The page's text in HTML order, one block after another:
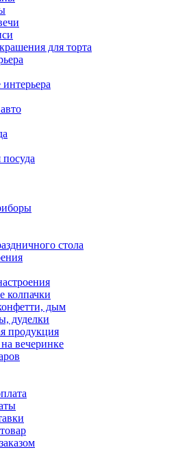
для торта
стола
колпачки
дым
дуделки
продукция
вечеринке